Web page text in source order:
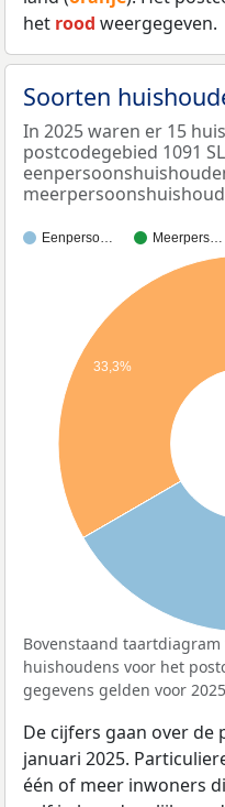
het rood weergegeven.
Soorten
In 2025 waren er 15
postcodegebied 1091
Eenperso… Meerpers…
33,3%
Bovenstaand
huishoudens voor het
gegevens gelden voor
De cijfers gaan over de
januari 2025.
één of meer inwoners